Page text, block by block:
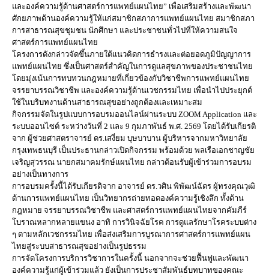
และองค์ความรู้ด้านศาสตร์การแพทย์แผนไทย” เพื่อเสริมสร้างและพัฒนา
ศักยภาพด้านองค์ความรู้ให้แก่สมาชิกสภาการแพทย์แผนไทย สมาชิกสภา
การสาธารณสุขชุมชน นักศึกษา และประชาชนทั่วไปที่ให้ความสนใจ
ศาสตร์การแพทย์แผนไทย
โครงการดังกล่าวจัดขึ้นภายใต้แนวคิดการธำรงและต่อยอดภูมิปัญญาการ
แพทย์แผนไทย ซึ่งเป็นศาสตร์สำคัญในการดูแลสุขภาพของประชาชนไทย
โดยมุ่งเน้นการทบทวนกฎหมายที่เกี่ยวข้องกับวิชาชีพการแพทย์แผนไทย
จรรยาบรรณวิชาชีพ และองค์ความรู้ด้านเวชกรรมไทย เพื่อนำไปประยุกต์
ใช้ในบริบทงานด้านสาธารณสุขอย่างถูกต้องและเหมาะสม
กิจกรรมจัดในรูปแบบการอบรมออนไลน์ผ่านระบบ ZOOM Application และ
ระบบออนไซต์ ระหว่างวันที่ 2 และ 9 กุมภาพันธ์ พ.ศ. 2569 โดยได้รับเกียรติ
จาก ผู้ช่วยศาสตราจารย์ ดร.เสงี่ยม บุษบาบาน ผู้บริหารจากมหาวิทยาลัย
กรุงเทพธนบุรี เป็นประธานกล่าวเปิดกิจกรรม พร้อมด้วย พลเรือเอกชาญชัย
เจริญสุวรรณ นายกสมาคมรักษ์แผนไทย กล่าวต้อนรับผู้เข้าร่วมการอบรม
อย่างเป็นทางการ
การอบรมครั้งนี้ได้รับเกียรติจาก อาจารย์ ดร.วศิน พิพัฒน์ฉัตร ผู้ทรงคุณวุฒิ
ด้านการแพทย์แผนไทย เป็นวิทยากรถ่ายทอดองค์ความรู้เชิงลึก ทั้งด้าน
กฎหมาย จรรยาบรรณวิชาชีพ และศาสตร์การแพทย์แผนไทยจากคัมภีร์
โบราณหลากหลายแขนง อาทิ การวินิจฉัยโรค การดูแลรักษาโรคระบบต่าง
ๆ ตามหลักเวชกรรมไทย เพื่อส่งเสริมการบูรณาการศาสตร์การแพทย์แผน
ไทยสู่ระบบสาธารณสุขอย่างเป็นรูปธรรม
การจัดโครงการบริการวิชาการในครั้งนี้ นอกจากจะช่วยฟื้นฟูและพัฒนา
องค์ความรู้แก่ผู้เข้าร่วมแล้ว ยังเป็นการประชาสัมพันธ์บทบาทของคณะ